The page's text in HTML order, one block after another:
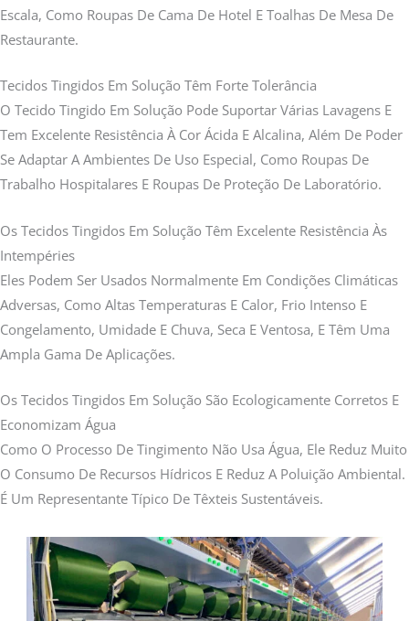
Escala, Como Roupas De Cama De Hotel E Toalhas De Mesa De
Restaurante.
Tecidos Tingidos Em Solução Têm Forte Tolerância
O Tecido Tingido Em Solução Pode Suportar Várias Lavagens E
Tem Excelente Resistência À Cor Ácida E Alcalina, Além De Poder
Se Adaptar A Ambientes De Uso Especial, Como Roupas De
Trabalho Hospitalares E Roupas De Proteção De Laboratório.
Os Tecidos Tingidos Em Solução Têm Excelente Resistência Às
Intempéries
Eles Podem Ser Usados Normalmente Em Condições Climáticas
Adversas, Como Altas Temperaturas E Calor, Frio Intenso E
Congelamento, Umidade E Chuva, Seca E Ventosa, E Têm Uma
Ampla Gama De Aplicações.
Os Tecidos Tingidos Em Solução São Ecologicamente Corretos E
Economizam Água
Como O Processo De Tingimento Não Usa Água, Ele Reduz Muito
O Consumo De Recursos Hídricos E Reduz A Poluição Ambiental.
É Um Representante Típico De Têxteis Sustentáveis.